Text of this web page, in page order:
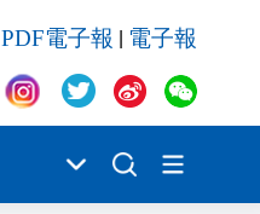
PDF電子報 電子報